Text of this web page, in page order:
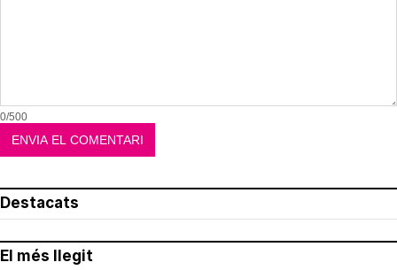
0/500
Destacats
El més llegit